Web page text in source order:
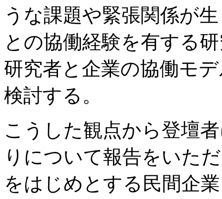
うな課題や緊張関係が
との協働経験を有する
研究者と企業の協働モ
検討する。
こうした観点から登壇
りについて報告をいた
をはじめとする民間企